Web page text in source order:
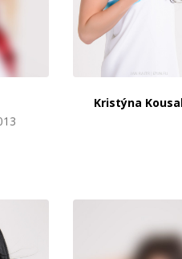
Kristýna